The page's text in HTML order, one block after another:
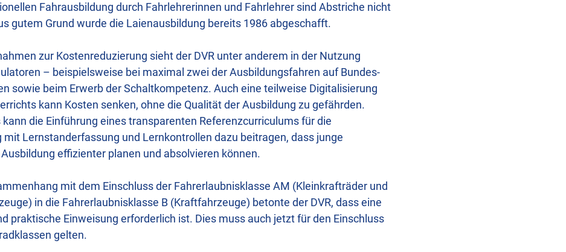
Fahrausbildung durch Fahrlehrerinnen und Fahrlehrer sind Abstriche nicht
gutem Grund wurde die Laienausbildung bereits 1986 abgeschafft.
zur Kostenreduzierung sieht der DVR unter anderem in der Nutzung
– beispielsweise bei maximal zwei der Ausbildungsfahren auf Bundes-
sowie beim Erwerb der Schaltkompetenz. Auch eine teilweise Digitalisierung
kann Kosten senken, ohne die Qualität der Ausbildung zu gefährden.
kann die Einführung eines transparenten Referenzcurriculums für die
mit Lernstanderfassung und Lernkontrollen dazu beitragen, dass junge
effizienter planen und absolvieren können.
mit dem Einschluss der Fahrerlaubnisklasse AM (Kleinkrafträder und
in die Fahrerlaubnisklasse B (Kraftfahrzeuge) betonte der DVR, dass eine
praktische Einweisung erforderlich ist. Dies muss auch jetzt für den Einschluss
gelten.